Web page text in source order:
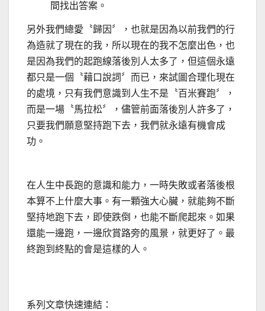
間找出答案。
另外我們總愛〝歸因〞，也就是因為以前我們的行
為造就了現在的我，所以現在的我不怎麼出色，也
是因為我們的起跑線落後別人太多了，但這個永遠
都只是一個〝藉口說詞〞而已，來試圖合理化現在
的處境，只有我們意識到人生不是〝百米賽跑〞，
而是一場〝馬拉松〞，儘管前面落後別人許多了，
只要我們願意堅持跑下去，我們就永遠有機會成
功。
在人生中長跑的意識和能力，一時失敗或者落後根
本算不上什麼大事。有一顆強大心臟，就能夠不斷
堅持地跑下去，即使跌倒，也能不斷爬起來。如果
還能一邊跑，一邊欣賞路旁的風景，就更好了。最
終跑到終點的會是這樣的人。
系列文章快速連結：